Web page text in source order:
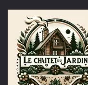
contenu